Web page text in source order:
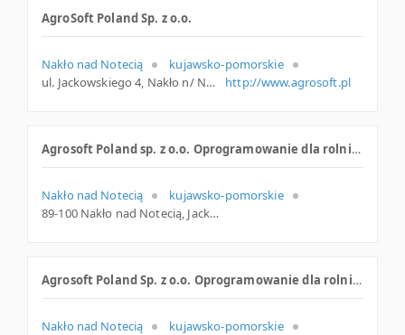
AgroSoft Poland Sp. z o.o.
Nakło nad Notecią
kujawsko-pomorskie
ul. Jackowskiego 4, Nakło n/ Notecią
http://www.agrosoft.pl
Agrosoft Poland sp. z o.o. Oprogramowanie dla rolnictwa - Obsługa ferm i hodowli
Nakło nad Notecią
kujawsko-pomorskie
89-100 Nakło nad Notecią, Jackowskiego 4, kujawsko-pomorskie
Agrosoft Poland Sp. z o.o. Oprogramowanie dla rolnictwa. Obsługa ferm i hodowli
Nakło nad Notecią
kujawsko-pomorskie